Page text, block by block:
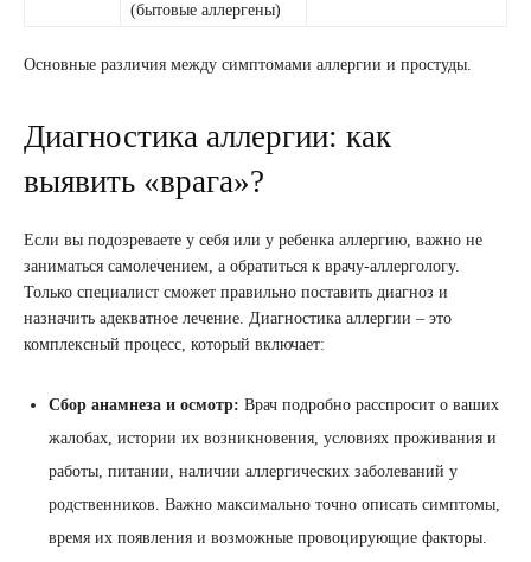
(бытовые аллергены)
Основные различия между симптомами аллергии и простуды.
Диагностика аллергии: как
выявить «врага»?
Если вы подозреваете у себя или у ребенка аллергию, важно не
заниматься самолечением, а обратиться к врачу-аллергологу.
Только специалист сможет правильно поставить диагноз и
назначить адекватное лечение. Диагностика аллергии – это
комплексный процесс, который включает:
Сбор анамнеза и осмотр: Врач подробно расспросит о ваших
жалобах, истории их возникновения, условиях проживания и
работы, питании, наличии аллергических заболеваний у
родственников. Важно максимально точно описать симптомы,
время их появления и возможные провоцирующие факторы.